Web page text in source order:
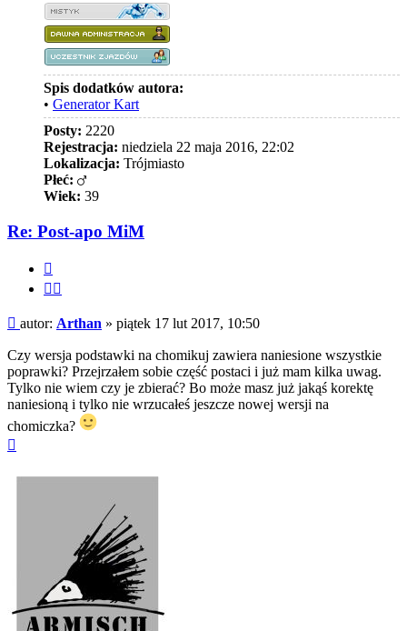
Spis dodatków autora:
• Generator Kart
Posty: 2220
Rejestracja: niedziela 22 maja 2016, 22:02
Lokalizacja: Trójmiasto
Płeć:
Wiek: 39
Re: Post-apo MiM
Post
autor: Arthan » piątek 17 lut 2017, 10:50
Czy wersja podstawki na chomikuj zawiera naniesione wszystkie
poprawki? Przejrzałem sobie część postaci i już mam kilka uwag.
Tylko nie wiem czy je zbierać? Bo może masz już jakąś korektę
naniesioną i tylko nie wrzucałeś jeszcze nowej wersji na
chomiczka?